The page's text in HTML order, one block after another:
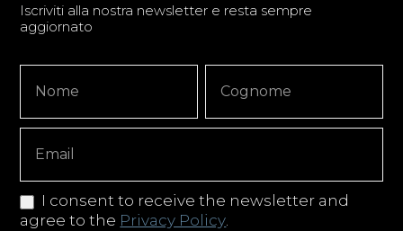
Iscriviti alla nostra newsletter e resta sempre
aggiornato
Signup
Copy
I consent to receive the newsletter and
agree to the Privacy Policy.